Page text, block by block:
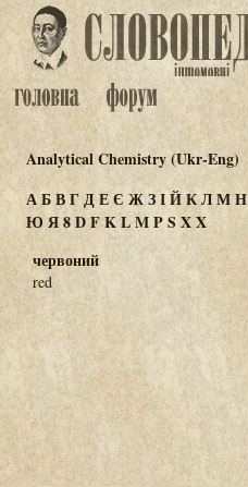
Analytical Chemistry (Ukr-Eng)
АБВГДЕЄ ЖЗІЙКЛМН
Ю Я8DFKLMPS XΧ
червоний
red